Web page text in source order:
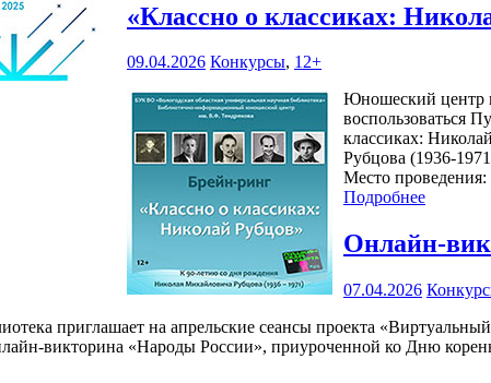
«Классно о классиках:
09.04.2026 Конкурсы, 12+
Юношеский центр
воспользоваться
классиках:
Рубцова (1936-
Место
Подробнее
Онлайн-
07.04.2026
викторина «Народы России», приуроченной ко Дню